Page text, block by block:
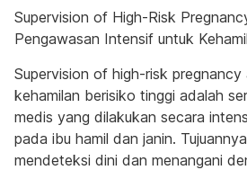
Supervision of High-Risk
Pengawasan Intensif untuk
Supervision of high-risk pregnancy
kehamilan berisiko tinggi adalah
medis yang dilakukan secara
pada ibu hamil dan janin.
mendeteksi dini dan menangani